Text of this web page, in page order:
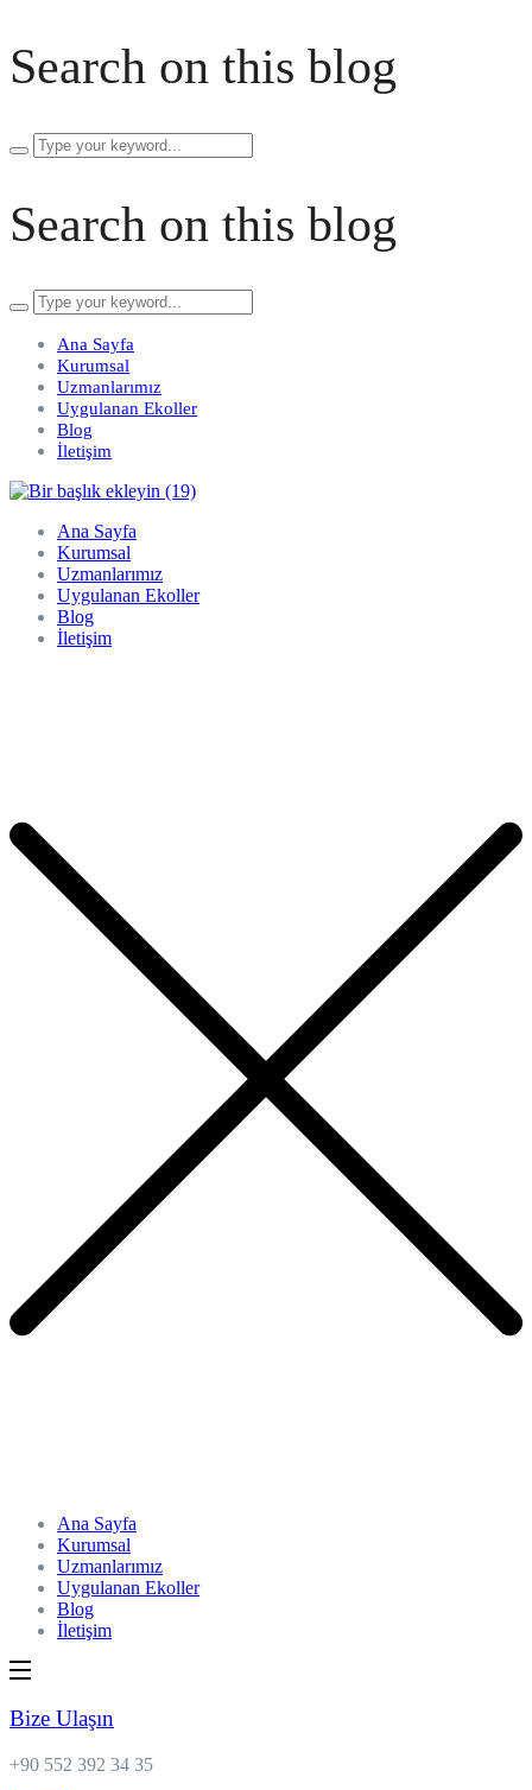
Search on this blog
Search
for:
Search on this blog
Search
for:
Ana Sayfa
Kurumsal
Uzmanlarımız
Uygulanan Ekoller
Blog
İletişim
Ana Sayfa
Kurumsal
Uzmanlarımız
Uygulanan Ekoller
Blog
İletişim
Ana Sayfa
Kurumsal
Uzmanlarımız
Uygulanan Ekoller
Blog
İletişim
Bize Ulaşın
+90 552 392 34 35